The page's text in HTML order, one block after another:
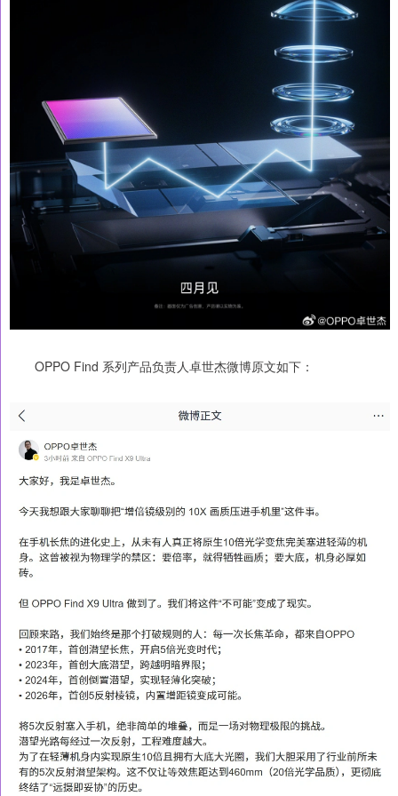
OPPO Find 系列产品负责人卓世杰微博原文如下：